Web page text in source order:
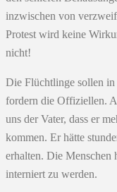
inzwischen von
Protest wird keine
nicht!
Die Flüchtlinge sollen in
fordern die Offiziellen.
uns der Vater, dass er
kommen. Er hätte
erhalten. Die Menschen
interniert zu werden.